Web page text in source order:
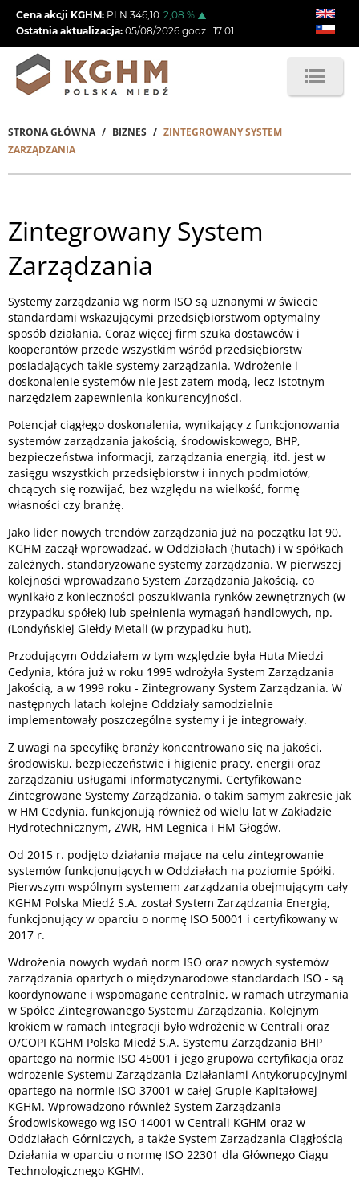
Przejdź
treści
Cena akcji KGHM: PLN 346,10 2,08 %
Ostatnia aktualizacja: 05/08/2026 godz.: 17:01
Ścieżka
nawigacyjna
STRONA GŁÓWNA BIZNES
ZINTEGROWANY SYSTEM
ZARZĄDZANIA
Zintegrowany System
Zarządzania
Systemy zarządzania wg norm ISO są uznanymi w świecie
standardami wskazującymi przedsiębiorstwom optymalny
sposób działania. Coraz więcej firm szuka dostawców i
kooperantów przede wszystkim wśród przedsiębiorstw
posiadających takie systemy zarządzania. Wdrożenie i
doskonalenie systemów nie jest zatem modą, lecz istotnym
narzędziem zapewnienia konkurencyjności.
Potencjał ciągłego doskonalenia, wynikający z funkcjonowania
systemów zarządzania jakością, środowiskowego, BHP,
bezpieczeństwa informacji, zarządzania energią, itd. jest w
zasięgu wszystkich przedsiębiorstw i innych podmiotów,
chcących się rozwijać, bez względu na wielkość, formę
własności czy branżę.
Jako lider nowych trendów zarządzania już na początku lat 90.
KGHM zaczął wprowadzać, w Oddziałach (hutach) i w spółkach
zależnych, standaryzowane systemy zarządzania. W pierwszej
kolejności wprowadzano System Zarządzania Jakością, co
wynikało z konieczności poszukiwania rynków zewnętrznych (w
przypadku spółek) lub spełnienia wymagań handlowych, np.
(Londyńskiej Giełdy Metali (w przypadku hut).
Przodującym Oddziałem w tym względzie była Huta Miedzi
Cedynia, która już w roku 1995 wdrożyła System Zarządzania
Jakością, a w 1999 roku - Zintegrowany System Zarządzania. W
następnych latach kolejne Oddziały samodzielnie
implementowały poszczególne systemy i je integrowały.
Z uwagi na specyfikę branży koncentrowano się na jakości,
środowisku, bezpieczeństwie i higienie pracy, energii oraz
zarządzaniu usługami informatycznymi. Certyfikowane
Zintegrowane Systemy Zarządzania, o takim samym zakresie jak
w HM Cedynia, funkcjonują również od wielu lat w Zakładzie
Hydrotechnicznym, ZWR, HM Legnica i HM Głogów.
Od 2015 r. podjęto działania mające na celu zintegrowanie
systemów funkcjonujących w Oddziałach na poziomie Spółki.
Pierwszym wspólnym systemem zarządzania obejmującym cały
KGHM Polska Miedź S.A. został System Zarządzania Energią,
funkcjonujący w oparciu o normę ISO 50001 i certyfikowany w
2017 r.
Wdrożenia nowych wydań norm ISO oraz nowych systemów
zarządzania opartych o międzynarodowe standardach ISO - są
koordynowane i wspomagane centralnie, w ramach utrzymania
w Spółce Zintegrowanego Systemu Zarządzania. Kolejnym
krokiem w ramach integracji było wdrożenie w Centrali oraz
O/COPI KGHM Polska Miedź S.A. Systemu Zarządzania BHP
opartego na normie ISO 45001 i jego grupowa certyfikacja oraz
wdrożenie Systemu Zarządzania Działaniami Antykorupcyjnymi
opartego na normie ISO 37001 w całej Grupie Kapitałowej
KGHM. Wprowadzono również System Zarządzania
Środowiskowego wg ISO 14001 w Centrali KGHM oraz w
Oddziałach Górniczych, a także System Zarządzania Ciągłością
Działania w oparciu o normę ISO 22301 dla Głównego Ciągu
Technologicznego KGHM.